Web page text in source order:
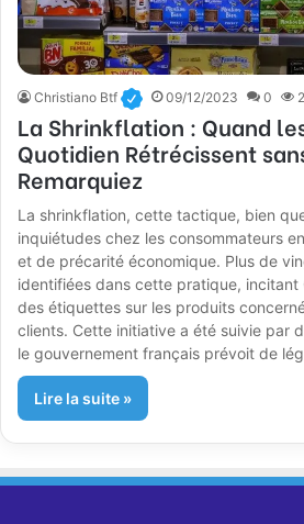
Christiano Btf 09/12/2023 0
La Shrinkflation : Quand
Quotidien Rétrécissent
Remarquiez
La shrinkflation, cette tactique, bien
inquiétudes chez les consommateurs
et de précarité économique. Plus de
identifiées dans cette pratique, incitant
des étiquettes sur les produits
clients. Cette initiative a été suivie par
le gouvernement français prévoit de
Lire la suite »